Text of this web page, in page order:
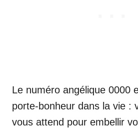
Le numéro angélique 0000
porte-bonheur dans la vie :
vous attend pour embellir